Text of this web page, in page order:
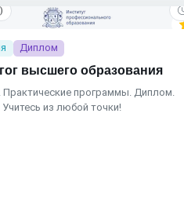
Диплом
высшего образования
Практические программы. Диплом.
Учитесь из любой точки!